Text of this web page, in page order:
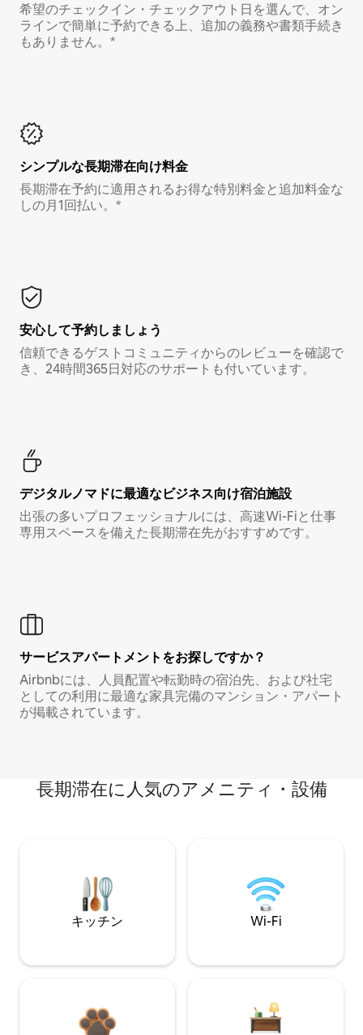
希望のチェックイン・チェックアウト日を選んで、オン
ラインで簡単に予約できる上、追加の義務や書類手続き
もありません。*
シンプルな長期滞在向け料金
長期滞在予約に適用されるお得な特別料金と追加料金な
しの月1回払い。*
安心して予約しましょう
信頼できるゲストコミュニティからのレビューを確認で
き、24時間365日対応のサポートも付いています。
デジタルノマド⁠に最⁠適⁠なビ⁠ジ⁠ネ⁠ス⁠向⁠け宿⁠泊⁠施⁠設
出張の多いプロフェッショナルには、高速Wi-Fiと仕事
専用スペースを備えた長期滞在先がおすすめです。
サービスアパートメントをお探しですか？
Airbnbには、人員配置や転勤時の宿泊先、および社宅
としての利用に最適な家具完備のマンション・アパート
が掲載されています。
長期滞在に人気のアメニティ・設備
キッチン Wi-Fi